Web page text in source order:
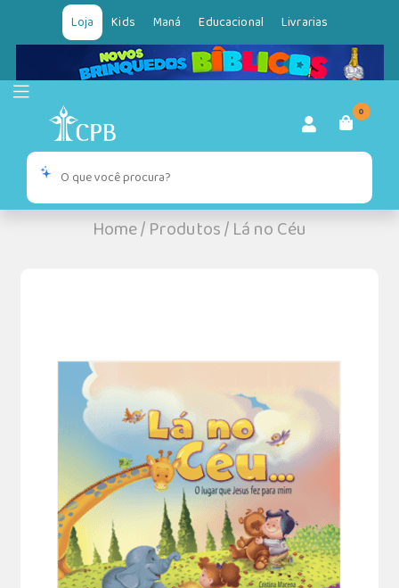
Loja Kids Maná Educacional Livrarias
0
Home/Produtos/Lá no Céu